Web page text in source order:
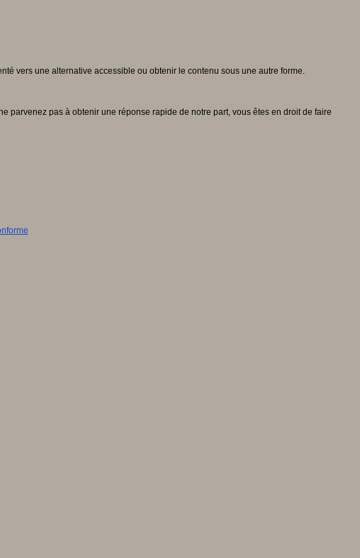
vers une alternative accessible ou obtenir le contenu sous une autre forme.
parvenez pas à obtenir une réponse rapide de notre part, vous êtes en droit de faire